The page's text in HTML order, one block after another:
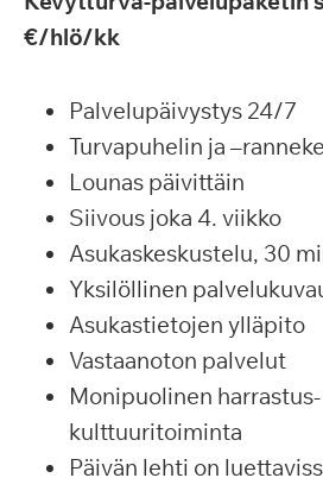
€/hlö/kk
Palvelupäivystys 24/7
Turvapuhelin ja
Lounas päivittäin
Siivous joka 4. viikko
Asukaskeskustelu, 30
Yksilöllinen
Asukastietojen ylläpito
Vastaanoton palvelut
Monipuolinen harrastus-
kulttuuritoiminta
Päivän lehti on